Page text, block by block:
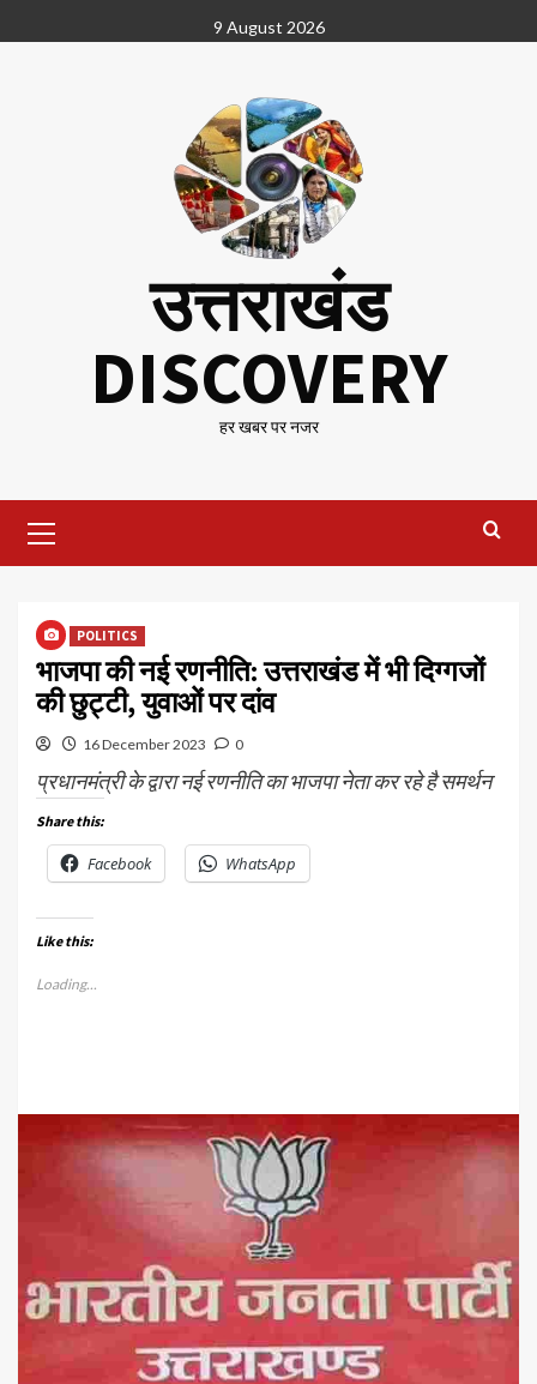
to
9 August 2026
उत्तराखंड
DISCOVERY
हर खबर पर नजर
Menu
POLITICS
भाजपा की नई रणनीति: उत्तराखंड में भी दिग्गजों
की छुट्टी, युवाओं पर दांव
16 December 2023 0
प्रधानमंत्री के द्वारा नई रणनीति का भाजपा नेता कर रहे है समर्थन
Share this:
Facebook WhatsApp
Like this:
Loading...